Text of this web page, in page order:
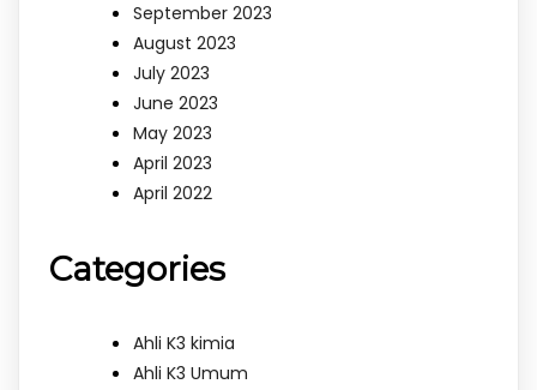
September 2023
August 2023
July 2023
June 2023
May 2023
April 2023
April 2022
Categories
Ahli K3 kimia
Ahli K3 Umum